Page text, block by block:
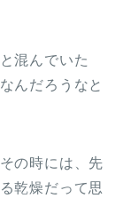
混んでいた
んだろうなと
の時には、先
乾燥だって思